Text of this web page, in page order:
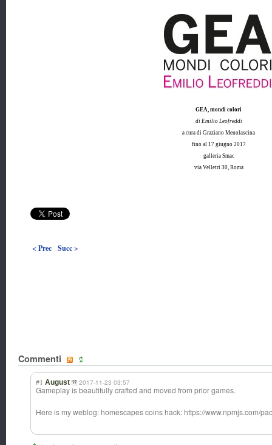
GEA, mondi colori
di Emilio Leofreddi
a cura di Graziano Menolascina
fino al 17 giugno 2017
galleria Smac
via Velletri 30, Roma
< Prec Succ >
Commenti
#1 August 2017-11-23 03:57
Gameplay is beautifully crafted and moved from prior games.
Here is my weblog: homescapes coins hack: https://www.npmjs.com/